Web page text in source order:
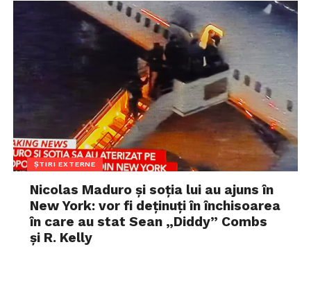
ȘTIRI EXTERNE
Nicolas Maduro și soția lui au ajuns în
New York: vor fi deținuți în închisoarea
în care au stat Sean „Diddy” Combs
și R. Kelly